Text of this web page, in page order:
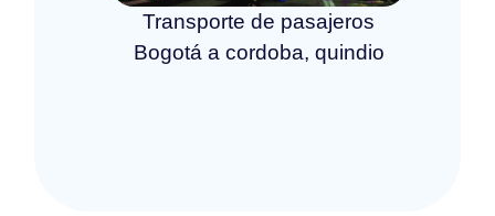
Transporte de pasajeros
Bogotá a cordoba, quindio